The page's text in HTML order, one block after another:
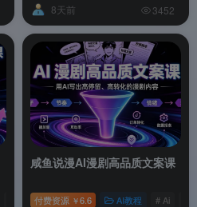
8天前 3452
# 短视频 # 创作者
咸鱼说漫AI漫剧高品质文案课
付费资源 ￥6.6 AI教程 # Ai